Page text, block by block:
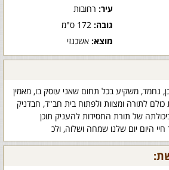
עיר:רחובות
גובה:172 ס"מ
מוצא:אשכנזי
נחמד, משקיע בכל תחום שאני עוסק בו, מאמין
לתורה ומצוות ולפתוח בית חב"ד, חבדניק
של תורת החסידות להעניק תוכן
היום יום שלנו שמחה ושלוה, ולכ